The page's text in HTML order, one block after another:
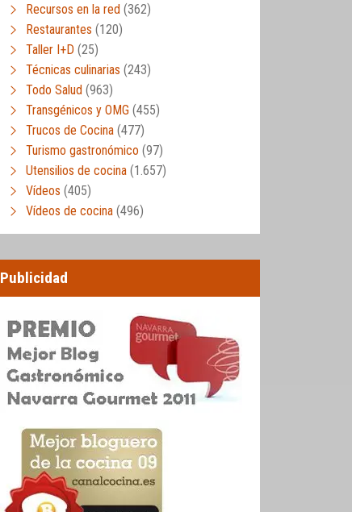
Recursos en la red (362)
Restaurantes (120)
Taller I+D (25)
Técnicas culinarias (243)
Todo Salud (963)
Transgénicos y OMG (455)
Trucos de Cocina (477)
Turismo gastronómico (97)
Utensilios de cocina (1.657)
Vídeos (405)
Vídeos de cocina (496)
Publicidad